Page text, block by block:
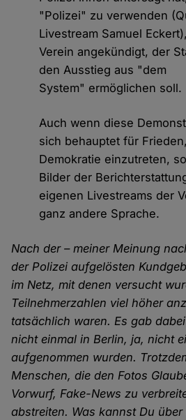
"Polizei" zu verwenden
Livestream Samuel
Verein angekündigt, der
den Ausstieg aus "dem
System" ermöglichen soll.
Auch wenn diese
sich behauptet für
Demokratie einzutreten,
Bilder der
eigenen Livestreams der
ganz andere Sprache.
Nach der – meiner Meinung
der Polizei aufgelösten
im Netz, mit denen versucht
Teilnehmerzahlen viel höher
tatsächlich waren. Es gab
nicht einmal in Berlin, ja, nicht
aufgenommen wurden.
Menschen, die den Fotos
Vorwurf, Fake-News zu
abstreiten. Was kannst Du